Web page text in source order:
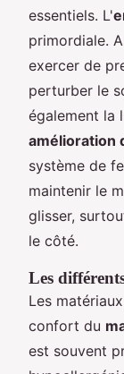
essentiels. L'
primordiale.
exercer de
perturber le
également la
amélioration
système de
maintenir le
glisser,
le côté.
Les
Les
confort du
est souvent